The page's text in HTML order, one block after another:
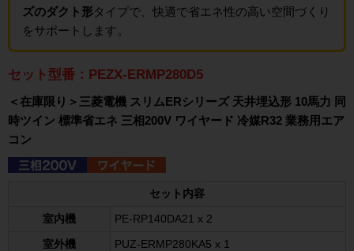
ズのダクト形タイプで、快適で省エネ性の高い空間づくり
をサポートします。
セット型番：PEZX-ERMP280D5
＜在庫限り＞三菱電機 スリムERシリーズ 天井埋込形 10馬力 同
時ツイン 標準省エネ 三相200V ワイヤード 冷媒R32 業務用エア
コン
セット内容
室内機 PE-RP140DA21 x 2
室外機 PUZ-ERMP280KA5 x 1